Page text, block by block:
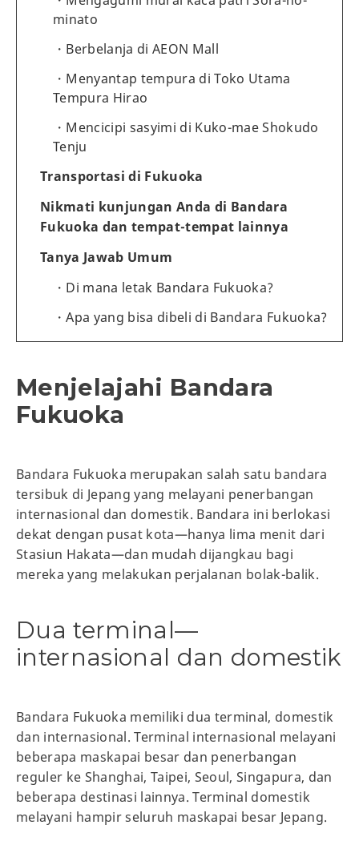
minato
Berbelanja di AEON Mall
Menyantap tempura di Toko Utama
Tempura Hirao
Mencicipi sasyimi di Kuko-mae Shokudo
Tenju
Transportasi di Fukuoka
Nikmati kunjungan Anda di Bandara
Fukuoka dan tempat-tempat lainnya
Tanya Jawab Umum
Di mana letak Bandara Fukuoka?
Apa yang bisa dibeli di Bandara Fukuoka?
Menjelajahi Bandara
Fukuoka
Bandara Fukuoka merupakan salah satu bandara
tersibuk di Jepang yang melayani penerbangan
internasional dan domestik. Bandara ini berlokasi
dekat dengan pusat kota—hanya lima menit dari
Stasiun Hakata—dan mudah dijangkau bagi
mereka yang melakukan perjalanan bolak-balik.
Dua terminal—
internasional dan domestik
Bandara Fukuoka memiliki dua terminal, domestik
dan internasional. Terminal internasional melayani
beberapa maskapai besar dan penerbangan
reguler ke Shanghai, Taipei, Seoul, Singapura, dan
beberapa destinasi lainnya. Terminal domestik
melayani hampir seluruh maskapai besar Jepang.